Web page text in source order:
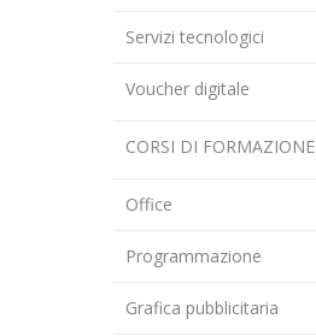
Servizi tecnologici
Voucher digitale
CORSI DI FORMAZIONE
Office
Programmazione
Grafica pubblicitaria